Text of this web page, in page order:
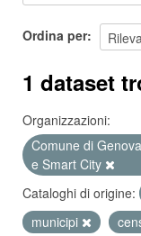
Ordina per
1 dataset
Organizzazioni:
Comune di
e Smart City
Cataloghi di origine:
municipi